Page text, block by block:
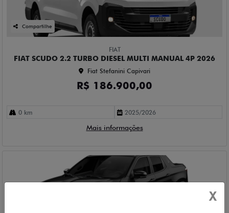
Compartilhe
FIAT
FIAT SCUDO 2.2 TURBO DIESEL MULTI MANUAL 4P 2026
Fiat Stefanini Capivari
R$ 186.900,00
0 km 2025/2026
Mais informações
X